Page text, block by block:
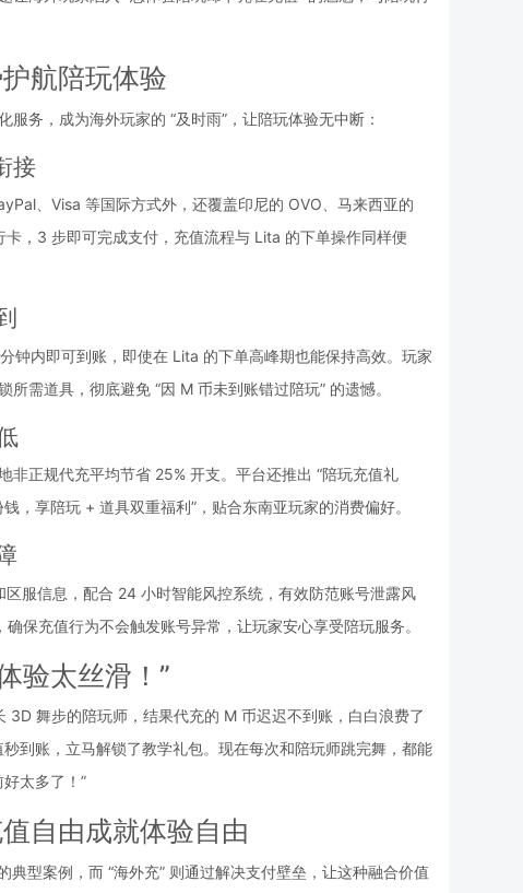
航陪玩体验
务，成为海外玩家的 “及时雨”，让陪玩体验无中断：
接
、Visa 等国际方式外，还覆盖印尼的 OVO、马来西亚的
，3 步即可完成支付，充值流程与 Lita 的下单操作同样便
钟内即可到账，即使在 Lita 的下单高峰期也能保持高效。玩家
需道具，彻底避免 “因 M 币未到账错过陪玩” 的遗憾。
非正规代充平均节省 25% 开支。平台还推出 “陪玩充值礼
享陪玩 + 道具双重福利”，贴合东南亚玩家的消费偏好。
服信息，配合 24 小时智能风控系统，有效防范账号泄露风
保充值行为不会触发账号异常，让玩家安心享受陪玩服务。
验太丝滑！”
3D 舞步的陪玩师，结果代充的 M 币迟迟不到账，白白浪费了
到账，立马解锁了教学礼包。现在每次和陪玩师跳完舞，都能
太多了！”
自由成就体验自由
型案例，而 “海外充” 则通过解决支付壁垒，让这种融合价值